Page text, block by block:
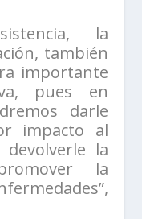
la
también
importante
pues en
darle
impacto al
la
la